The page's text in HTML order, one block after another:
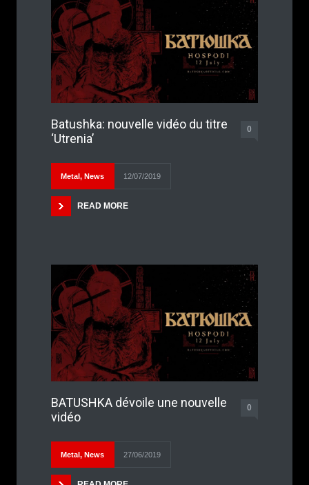
Batushka: nouvelle vidéo du titre
‘Utrenia’
0
Metal, News 12/07/2019
READ MORE
BATUSHKA dévoile une nouvelle
vidéo
0
Metal, News 27/06/2019